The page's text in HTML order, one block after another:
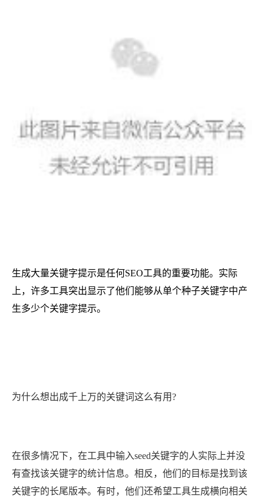
生成大量关键字提示是任何SEO工具的重要功能。实际
上，许多工具突出显示了他们能够从单个种子关键字中产
生多少个关键字提示。
为什么想出成千上万的关键词这么有用?
在很多情况下，在工具中输入seed关键字的人实际上并没
有查找该关键字的统计信息。相反，他们的目标是找到该
关键字的长尾版本。有时，他们还希望工具生成横向相关